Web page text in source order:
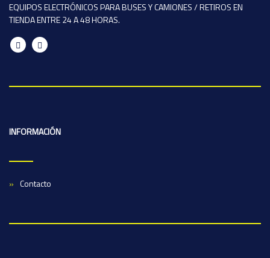
EQUIPOS ELECTRÓNICOS PARA BUSES Y CAMIONES / RETIROS EN
TIENDA ENTRE 24 A 48 HORAS.
INFORMACIÓN
Contacto